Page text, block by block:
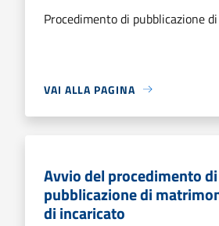
Procedimento di pubblicazione
VAI ALLA PAGINA
Avvio del procedimento di
pubblicazione di
di incaricato